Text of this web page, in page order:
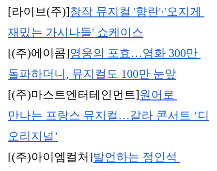
[라이브(주)]창작 뮤지컬 '향란'·'오지게
재밌는 가시나들' 쇼케이스
[(주)에이콤]영웅의 포효…영화 300만
돌파하더니, 뮤지컬도 100만 눈앞
[(주)마스트엔터테인먼트]원어로
만나는 프랑스 뮤지컬…갈라 콘서트 ‘디
오리지널’
[(주)아이엠컬처]발언하는 정인석